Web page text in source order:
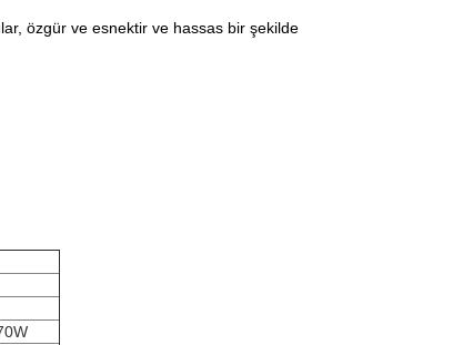
özgür ve esnektir ve hassas bir şekilde